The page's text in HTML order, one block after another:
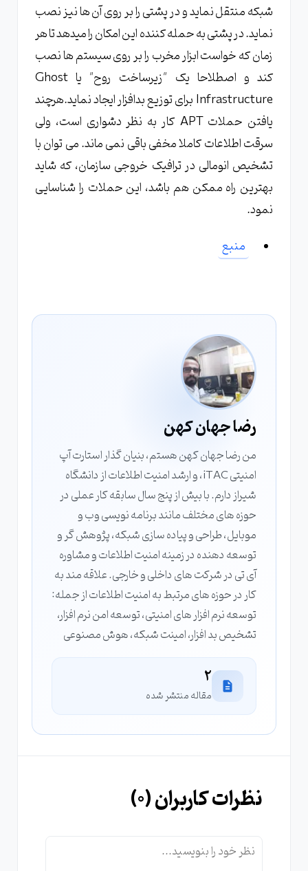
شبکه منتقل نماید و در پشتی را بر روی آن ها نیز نصب
نماید. در پشتی به حمله کننده این امکان را میدهد تا هر
زمان که خواست ابزار مخرب را بر روی سیستم ها نصب
کند و اصطلاحا یک "زیرساخت روح" یا Ghost
Infrastructure برای توزیع بدافزار ایجاد نماید.هرچند
یافتن حملات APT کار به نظر دشواری است، ولی
سرقت اطلاعات کاملا مخفی باقی نمی ماند. می توان با
تشخیص انومالی در ترافیک خروجی سازمان، که شاید
بهترین راه ممکن هم باشد، این حملات را شناسایی
نمود.
منبع
رضا جهان کهن
من رضا جهان کهن هستم، بنیان گذار استارت آپ
امنیتی iTAC، و ارشد امنیت اطلاعات از دانشگاه
شیراز دارم. با بیش از پنج سال سابقه کار عملی در
حوزه های مختلف مانند برنامه نویسی وب و
موبایل، طراحی و پیاده سازی شبکه، پژوهش گر و
توسعه دهنده در زمینه امنیت اطلاعات و مشاوره
آی تی در شرکت های داخلی و خارجی. علاقه مند به
کار در حوزه های مرتبط به امنیت اطلاعات از جمله:
توسعه نرم افزار های امنیتی، توسعه امن نرم افزار،
تشخیص بد افزار، امینت شبکه، هوش مصنوعی
2
مقاله منتشر شده
نظرات کاربران (0
)